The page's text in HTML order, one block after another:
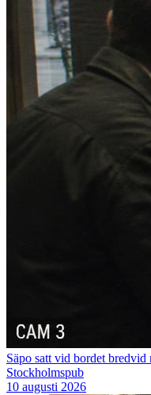
Säpo satt vid bordet
Stockholmspub
10 augusti 2026